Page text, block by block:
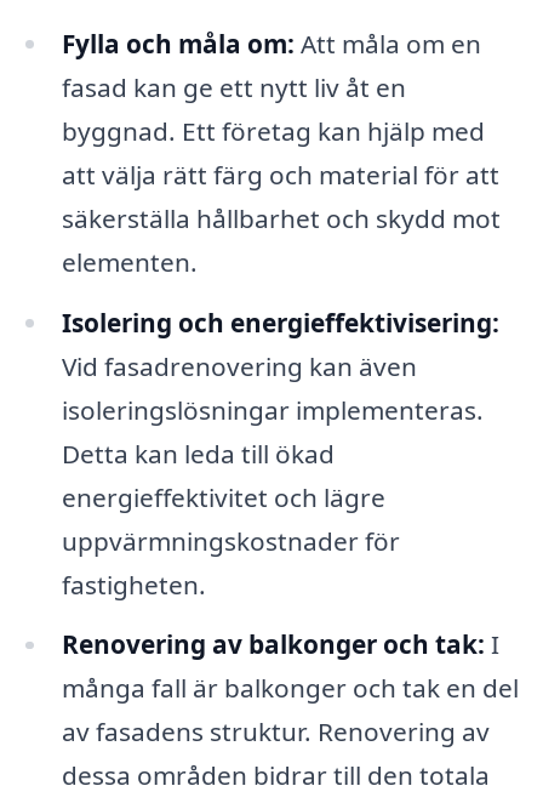
Fylla och måla om: Att måla om en
fasad kan ge ett nytt liv åt en
byggnad. Ett företag kan hjälp med
att välja rätt färg och material för att
säkerställa hållbarhet och skydd mot
elementen.
Isolering och energieffektivisering:
Vid fasadrenovering kan även
isoleringslösningar implementeras.
Detta kan leda till ökad
energieffektivitet och lägre
uppvärmningskostnader för
fastigheten.
Renovering av balkonger och tak: I
många fall är balkonger och tak en del
av fasadens struktur. Renovering av
dessa områden bidrar till den totala